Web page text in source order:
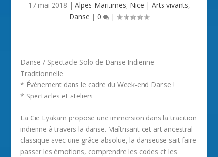
17 mai 2018 | Alpes-Maritimes, Nice | Arts vivants,
Danse | 0 |
Danse / Spectacle Solo de Danse Indienne
Traditionnelle
* Évènement dans le cadre du Week-end Danse !
* Spectacles et ateliers.
La Cie Lyakam propose une immersion dans la tradition
indienne à travers la danse. Maîtrisant cet art ancestral
classique avec une grâce absolue, la danseuse sait faire
passer les émotions, comprendre les codes et les